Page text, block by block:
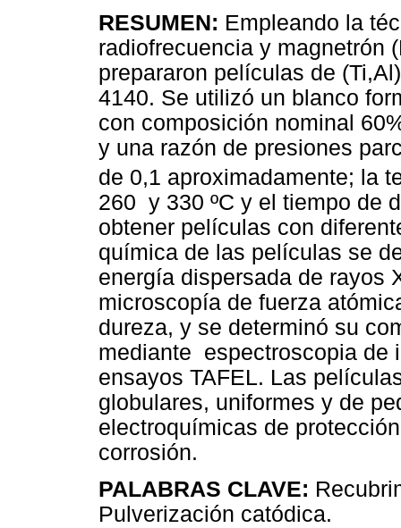
RESUMEN: Empleando la
radiofrecuencia y magnetrón
prepararon películas de
4140. Se utilizó un blanco
con composición nominal
y una razón de presiones
de 0,1 aproximadamente; la
260 y 330 ºC y el tiempo de
obtener películas con
química de las películas se
energía dispersada de rayos
microscopía de fuerza
dureza, y se determinó su
mediante espectroscopia de
ensayos TAFEL. Las
globulares, uniformes y de
electroquímicas de
corrosión.
PALABRAS CLAVE:
Pulverización catódica.